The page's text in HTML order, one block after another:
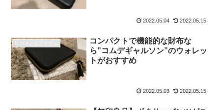
2022.05.04 2022.05.15
リコメンドアイテム
コンパクトで機能的な財布な
ら”コムデギャルソン”のウォレッ
トがおすすめ
2022.05.03 2022.05.15